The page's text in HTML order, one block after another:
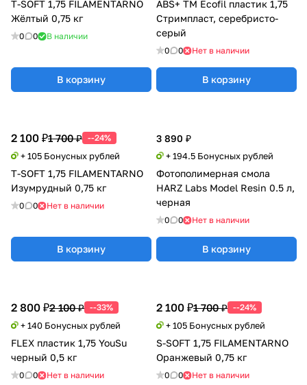
T-SOFT 1,75 FILAMENTARNO
Жёлтый 0,75 кг
0 0 В наличии
В корзину
ABS+ TM Ecofil пластик 1,75
Стримпласт, серебристо-
серый
0 0 Нет в наличии
В корзину
3 890 ₽
+ 194.5 Бонусных рублей
Фотополимерная смола
HARZ Labs Model Resin 0.5 л,
черная
0 0 Нет в наличии
В корзину
2 800 ₽2 100 ₽ --33%
+ 140 Бонусных рублей
FLEX пластик 1,75 YouSu
черный 0,5 кг
0 0 Нет в наличии
2 100 ₽1 700 ₽ --24%
+ 105 Бонусных рублей
S-SOFT 1,75 FILAMENTARNO
Оранжевый 0,75 кг
0 0 Нет в наличии
2 100 ₽1 700 ₽ --24%
+ 105 Бонусных рублей
T-SOFT 1,75 FILAMENTARNO
Изумрудный 0,75 кг
0 0 Нет в наличии
В корзину